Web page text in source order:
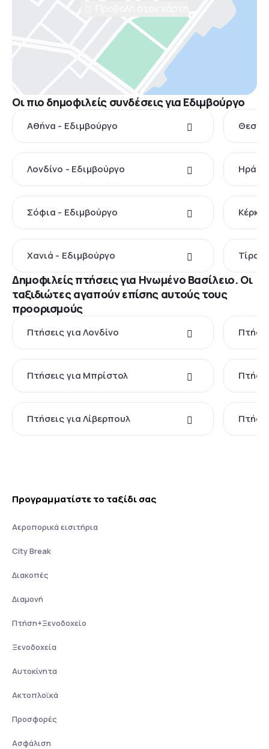
Οι πιο δημοφιλείς συνδέσεις για Εδιμβούργο
Αθήνα - Εδιμβούργο
Λονδίνο - Εδιμβούργο
Σόφια - Εδιμβούργο
Χανιά - Εδιμβούργο
Δημοφιλείς πτήσεις για Ηνωμένο Βασίλειο. Οι
ταξιδιώτες αγαπούν επίσης αυτούς τους
προορισμούς
Πτήσεις για Λονδίνο
Πτήσεις για Μπρίστολ
Πτήσεις για Λίβερπουλ
Προγραμματίστε το ταξίδι σας
Αεροπορικά εισιτήρια
City Break
Διακοπές
Διαμονή
Πτήση+Ξενοδοχείο
Ξενοδοχεία
Αυτοκίνητα
Ακτοπλοϊκά
Προσφορές
Ασφάλιση